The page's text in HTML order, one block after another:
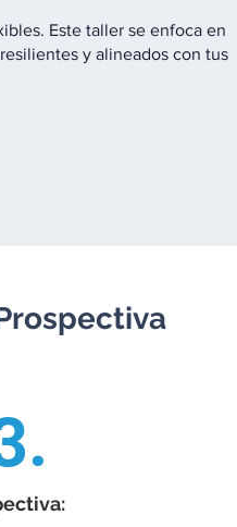
Este taller se enfoca en
y alineados con tus